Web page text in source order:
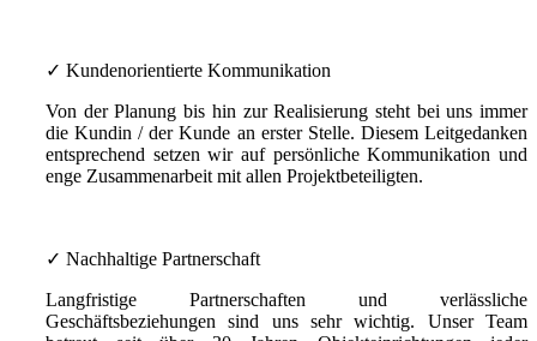
✓ Kundenorientierte Kommunikation
Von der Planung bis hin zur Realisierung steht bei uns immer
die Kundin / der Kunde an erster Stelle. Diesem Leitgedanken
entsprechend setzen wir auf persönliche Kommunikation und
enge Zusammenarbeit mit allen Projektbeteiligten.
✓ Nachhaltige Partnerschaft
Langfristige Partnerschaften und verlässliche
Geschäftsbeziehungen sind uns sehr wichtig. Unser Team